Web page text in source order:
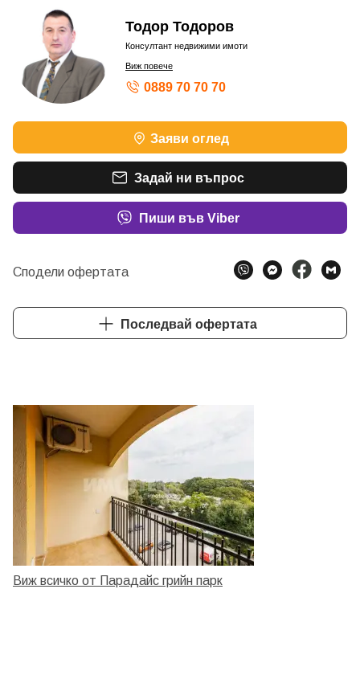
Тодор Тодоров
Консултант недвижими имоти
Виж повече
0889 70 70 70
Заяви оглед
Задай ни въпрос
Пиши във Viber
Сподели офертата
Последвай офертата
Виж всичко от Парадайс грийн парк